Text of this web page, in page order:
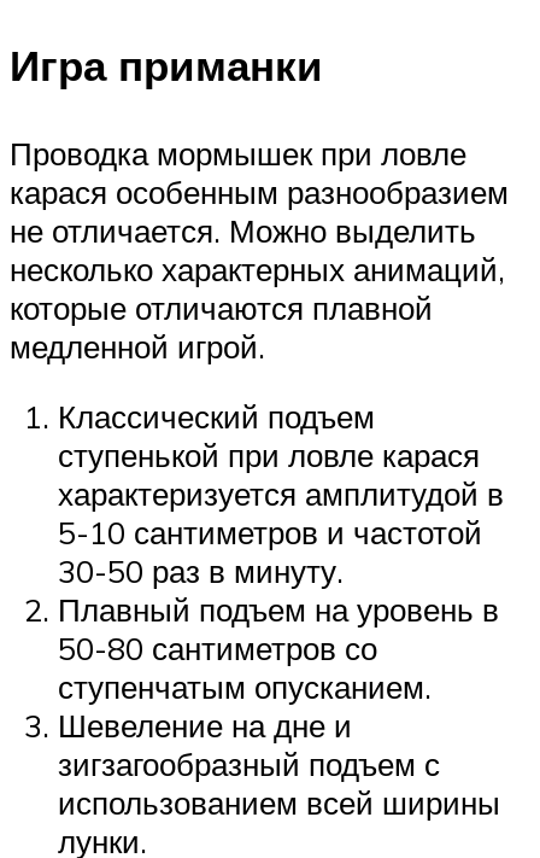
Игра приманки
Проводка мормышек при ловле
карася особенным разнообразием
не отличается. Можно выделить
несколько характерных анимаций,
которые отличаются плавной
медленной игрой.
Классический подъем
ступенькой при ловле карася
характеризуется амплитудой в
5-10 сантиметров и частотой
30-50 раз в минуту.
Плавный подъем на уровень в
50-80 сантиметров со
ступенчатым опусканием.
Шевеление на дне и
зигзагообразный подъем с
использованием всей ширины
лунки.